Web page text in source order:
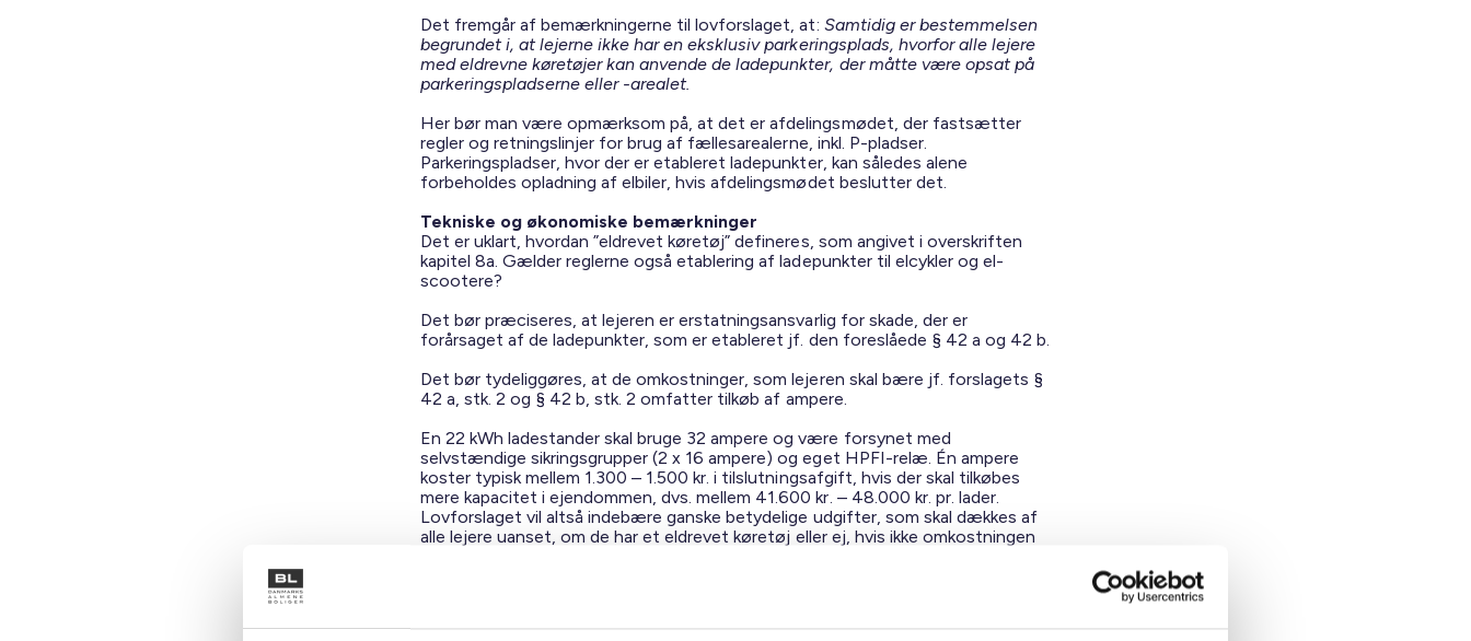
Det fremgår af bemærkningerne til lovforslaget, at: Samtidig er bestemmelsen
begrundet i, at lejerne ikke har en eksklusiv parkeringsplads, hvorfor alle lejere
med eldrevne køretøjer kan anvende de ladepunkter, der måtte være opsat på
parkeringspladserne eller -arealet.
Her bør man være opmærksom på, at det er afdelingsmødet, der fastsætter
regler og retningslinjer for brug af fællesarealerne, inkl. P-pladser.
Parkeringspladser, hvor der er etableret ladepunkter, kan således alene
forbeholdes opladning af elbiler, hvis afdelingsmødet beslutter det.
Tekniske og økonomiske bemærkninger
Det er uklart, hvordan ”eldrevet køretøj” defineres, som angivet i overskriften
kapitel 8a. Gælder reglerne også etablering af ladepunkter til elcykler og el-
scootere?
Det bør præciseres, at lejeren er erstatningsansvarlig for skade, der er
forårsaget af de ladepunkter, som er etableret jf. den foreslåede § 42 a og 42 b.
Det bør tydeliggøres, at de omkostninger, som lejeren skal bære jf. forslagets §
42 a, stk. 2 og § 42 b, stk. 2 omfatter tilkøb af ampere.
En 22 kWh ladestander skal bruge 32 ampere og være forsynet med
selvstændige sikringsgrupper (2 x 16 ampere) og eget HPFI-relæ. Én ampere
koster typisk mellem 1.300 – 1.500 kr. i tilslutningsafgift, hvis der skal tilkøbes
mere kapacitet i ejendommen, dvs. mellem 41.600 kr. – 48.000 kr. pr. lader.
Lovforslaget vil altså indebære ganske betydelige udgifter, som skal dækkes af
alle lejere uanset, om de har et eldrevet køretøj eller ej, hvis ikke omkostningen
ejendommens evt. overskudskapacitet og herved trække strøm fra